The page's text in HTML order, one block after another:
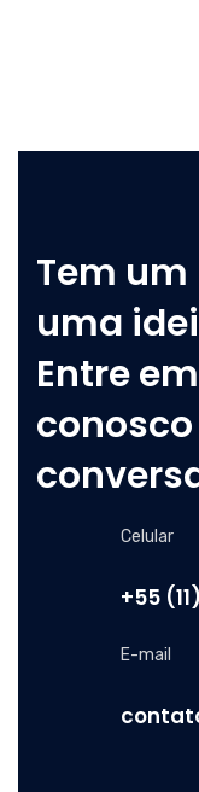
Tem
uma
Entre
Celular
+55
E-mail